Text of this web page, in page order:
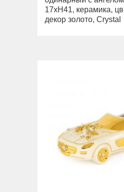
17хH41, керамика,
декор золото, Crystal